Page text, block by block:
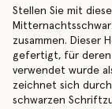
Stellen Sie mit
zusammen. Dieser
gefertigt, für deren
verwendet wurde
zeichnet sich
schwarzen